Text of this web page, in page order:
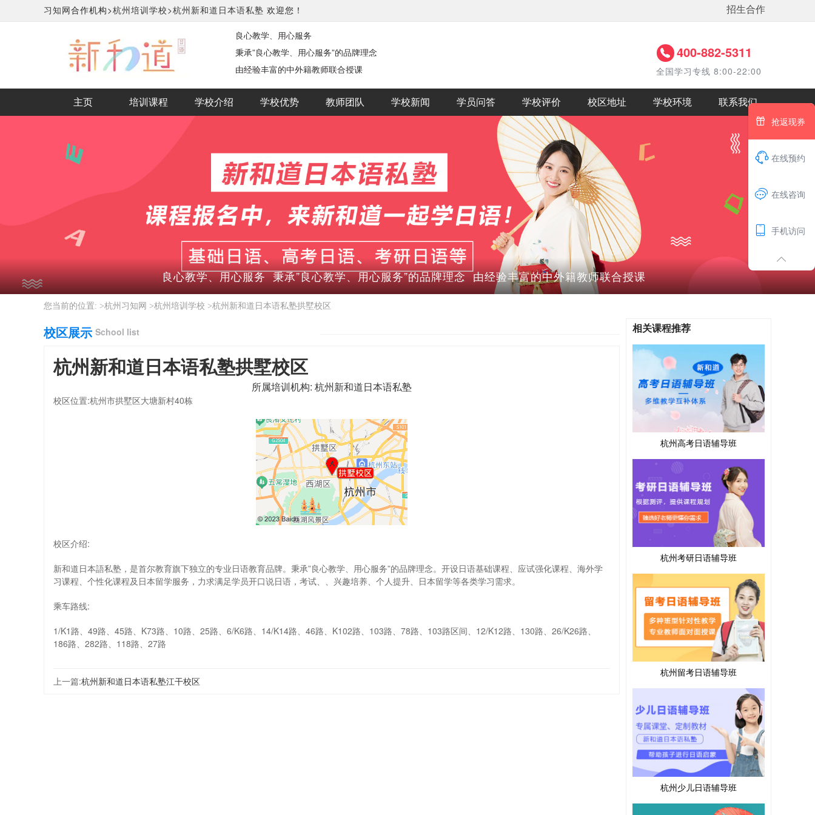
习知网合作机构>杭州培训学校>杭州新和道日本语私塾 欢迎您！ 招生合作
良心教学、用心服务
秉承”良心教学、用心服务”的品牌理念
由经验丰富的中外籍教师联合授课
400-882-5311
全国学习专线 8:00-22:00
主页 培训课程 学校介绍 学校优势 教师团队 学校新闻 学员问答 学校评价 校区地址 学校环境 联系我们
良心教学、用心服务 秉承”良心教学、用心服务”的品牌理念 由经验丰富的中外籍教师联合授课
您当前的位置: >杭州习知网 >杭州培训学校 >杭州新和道日本语私塾拱墅校区
校区展示 School list
杭州新和道日本语私塾拱墅校区
所属培训机构: 杭州新和道日本语私塾
校区位置:杭州市拱墅区大塘新村40栋
校区介绍:
新和道日本語私塾，是首尔教育旗下独立的专业日语教育品牌。秉承”良心教学、用心服务”的品牌理念。开设日语基础课程、应试强化课程、海外学
习课程、个性化课程及日本留学服务，力求满足学员开口说日语，考试、、兴趣培养、个人提升、日本留学等各类学习需求。
乘车路线:
1/K1路、49路、45路、K73路、10路、25路、6/K6路、14/K14路、46路、K102路、103路、78路、103路区间、12/K12路、130路、26/K26路、
186路、282路、118路、27路
上一篇:杭州新和道日本语私塾江干校区
相关课程推荐
杭州高考日语辅导班
杭州考研日语辅导班
杭州留考日语辅导班
杭州少儿日语辅导班
 抢返现券
 在线预约

1 在线咨询
 手机访问